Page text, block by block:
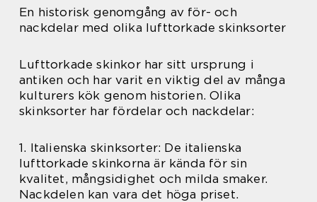
En historisk genomgång av för- och
nackdelar med olika lufttorkade skinksorter
Lufttorkade skinkor har sitt ursprung i
antiken och har varit en viktig del av många
kulturers kök genom historien. Olika
skinksorter har fördelar och nackdelar:
1. Italienska skinksorter: De italienska
lufttorkade skinkorna är kända för sin
kvalitet, mångsidighet och milda smaker.
Nackdelen kan vara det höga priset.